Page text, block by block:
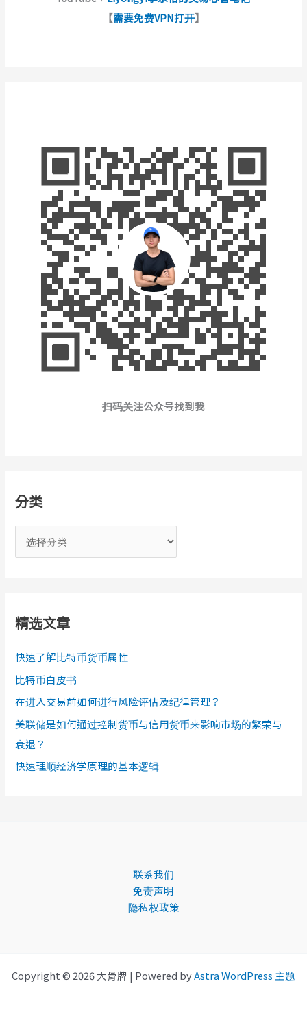
【需要免费VPN打开】
扫码关注公众号找到我
分类
类
精选文章
快速了解比特币货币属性
比特币白皮书
在进入交易前如何进行风险评估及纪律管理？
美联储是如何通过控制货币与信用货币来影响市场的繁荣与
衰退？
快速理顺经济学原理的基本逻辑
联系我们
免责声明
隐私权政策
Copyright © 2026 大骨牌 | Powered byAstra WordPress 主题